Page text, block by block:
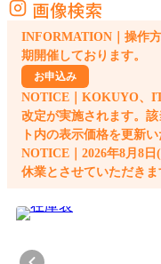
外部サイトの商品をカートに追加
他のサイトで見つけた商品ページの
画像検索
INFORMATION｜操作
期開催しております。
お申込み
NOTICE｜KOKUYO、
改定が実施されます。
ト内の表示価格を更新
NOTICE｜2026年8月8
休業とさせていただきま